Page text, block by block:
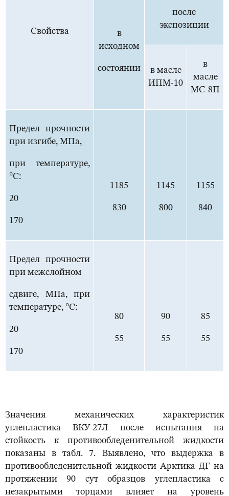
Свойства
в
исходном
состоянии
после
экспозиции
в масле
ИПМ-10
в
масле
МС-8П
Предел прочности
при изгибе, МПа,
при температуре,
°С:
20
170
1185
830
1145
800
1155
840
Предел прочности
при межслойном
сдвиге, МПа, при
температуре, °С:
20
170
80
55
90
55
85
55
Значения механических характеристик
углепластика ВКУ-27Л после испытания на
стойкость к противообледенительной жидкости
показаны в табл. 7. Выявлено, что выдержка в
противообледенительной жидкости Арктика ДГ на
протяжении 90 сут образцов углепластика с
незакрытыми торцами влияет на уровень